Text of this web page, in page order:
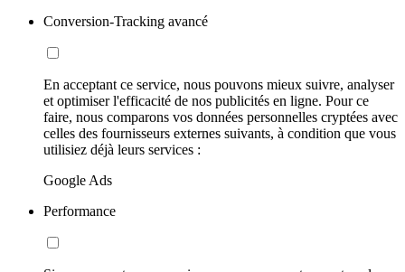
Conversion-Tracking avancé
En acceptant ce service, nous pouvons mieux suivre, analyser
et optimiser l'efficacité de nos publicités en ligne. Pour ce
faire, nous comparons vos données personnelles cryptées avec
celles des fournisseurs externes suivants, à condition que vous
utilisiez déjà leurs services :
Google Ads
Performance